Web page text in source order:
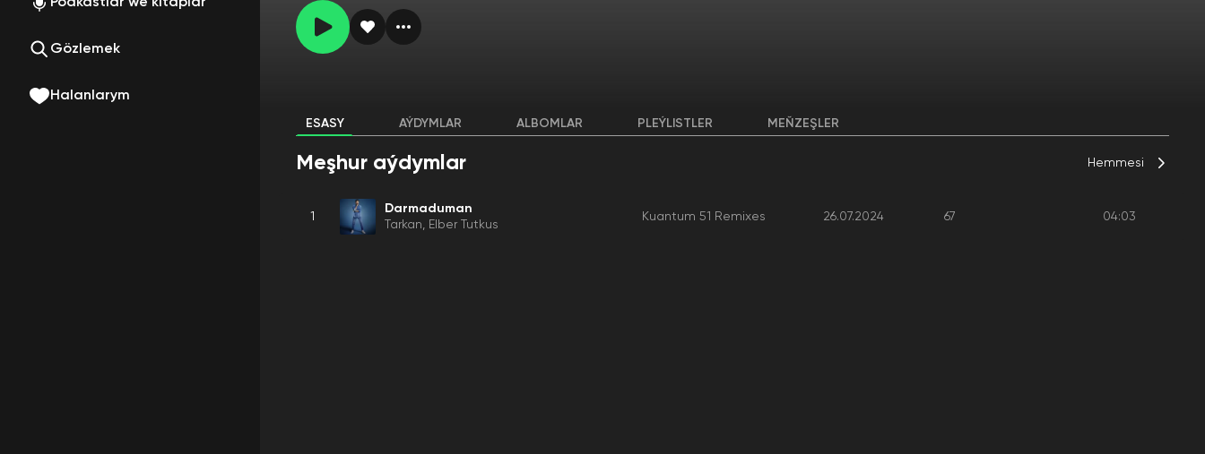
Gözlemek
Halanlarym
ESASY AÝDYMLAR ALBOMLAR PLEÝLISTLER MEŇZEŞLER
Meşhur aýdymlar Hemmesi
1
Darmaduman
Tarkan
Elber Tutkus
Kuantum 51 Remixes 26.07.2024 67 04:03